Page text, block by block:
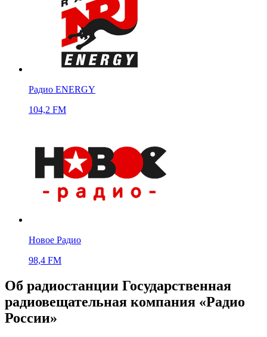
Радио ENERGY
104,2 FM
Новое Радио
98,4 FM
Об радиостанции Государственная
радиовещательная компания «Радио
России»